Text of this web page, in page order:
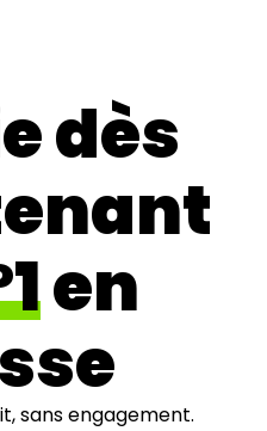
dès
en
sans engagement.